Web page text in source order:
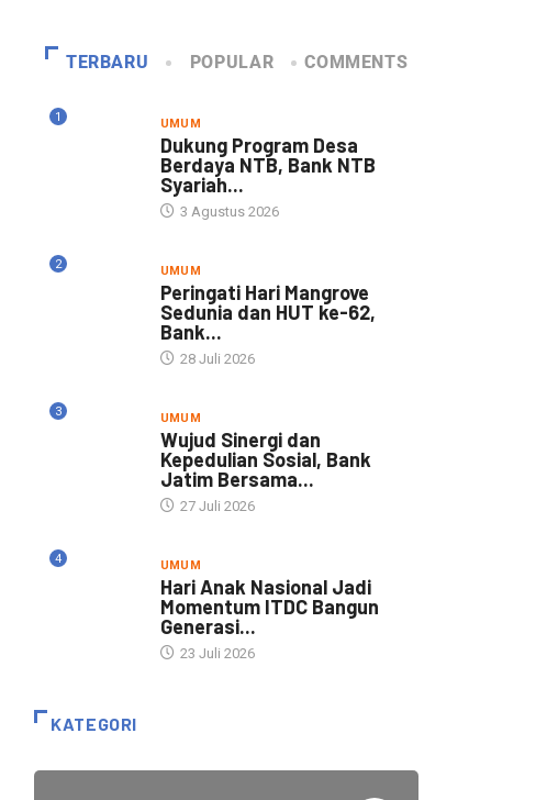
TERBARU POPULAR COMMENTS
1 UMUM
Dukung Program Desa
Berdaya NTB, Bank NTB
Syariah...
3 Agustus 2026
2 UMUM
Peringati Hari Mangrove
Sedunia dan HUT ke-62,
Bank...
28 Juli 2026
3 UMUM
Wujud Sinergi dan
Kepedulian Sosial, Bank
Jatim Bersama...
27 Juli 2026
4 UMUM
Hari Anak Nasional Jadi
Momentum ITDC Bangun
Generasi...
23 Juli 2026
KATEGORI